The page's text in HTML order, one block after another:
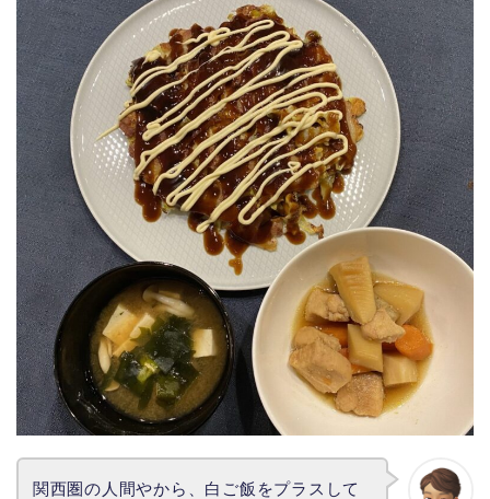
関西圏の人間やから、白ご飯をプラスして